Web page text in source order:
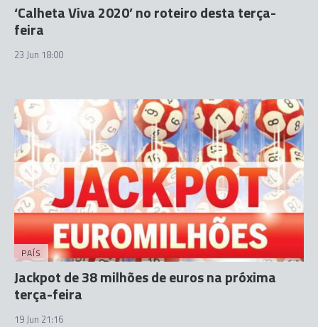
‘Calheta Viva 2020’ no roteiro desta terça-
feira
23 Jun 18:00
PAÍS
Jackpot de 38 milhões de euros na próxima
terça-feira
19 Jun 21:16